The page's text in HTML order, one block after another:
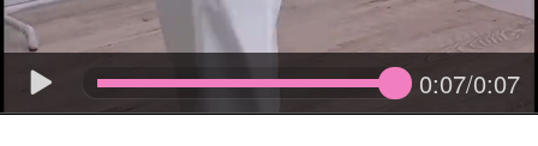
0:07/0:07